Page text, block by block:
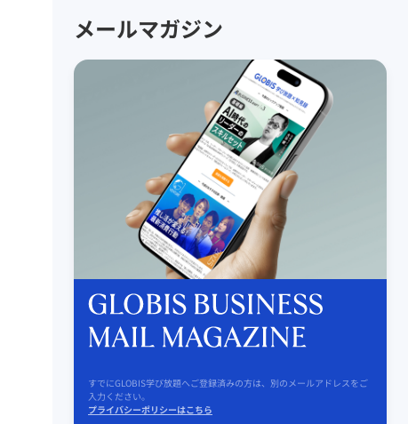
メールマガジン
すでにGLOBIS学び放題へご登録済みの方は、別のメールアドレスをご
入力ください。
プライバシーポリシーはこちら